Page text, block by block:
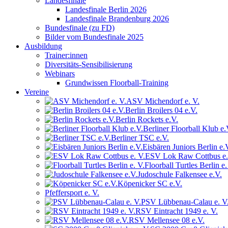
Landesfinale Berlin 2026
Landesfinale Brandenburg 2026
Bundesfinale (zu FD)
Bilder vom Bundesfinale 2025
Ausbildung
Trainer:innen
Diversitäts-Sensibilisierung
Webinars
Grundwissen Floorball-Training
Vereine
ASV Michendorf e. V.
Berlin Broilers 04 e.V.
Berlin Rockets e.V.
Berliner Floorball Klub
Berliner TSC e.V.
Eisbären Juniors Berlin
ESV Lok Raw Cottbus
Floorball Turtles Berlin
Judoschule Falkensee e.V.
Köpenicker SC e.V.
Pfeffersport e. V.
PSV Lübbenau-Calau e. V.
RSV Eintracht 1949 e. V.
RSV Mellensee 08 e.V.